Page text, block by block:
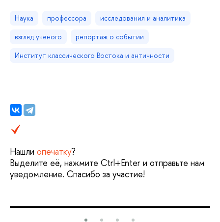
Наука профессора
исследования и аналитика
взгляд ученого
репортаж о событии
Институт классического Востока и античности
Нашли опечатку?
Выделите её, нажмите Ctrl+Enter и отправьте нам
уведомление. Спасибо за участие!